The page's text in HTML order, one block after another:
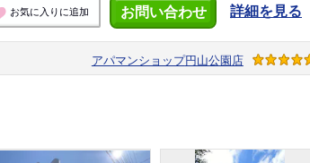
お気に入りに追加 お問い合わせ 詳細を見る
アパマンショップ円山公園店